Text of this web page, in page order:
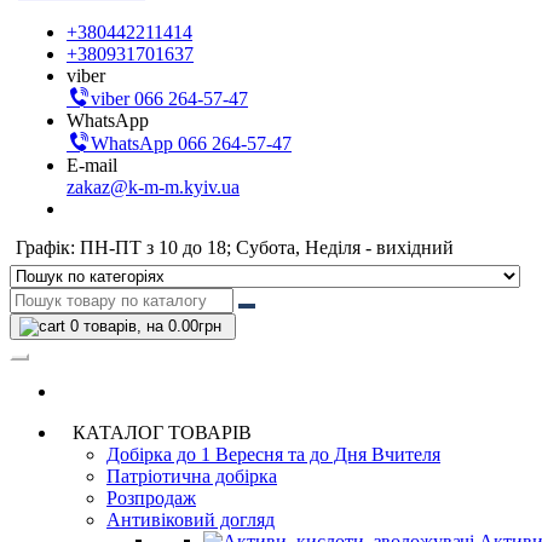
+380442211414
+380931701637
viber
viber 066 264-57-47
WhatsApp
WhatsApp 066 264-57-47
E-mail
zakaz@k-m-m.kyiv.ua
Графік: ПН-ПТ з 10 до 18; Субота, Неділя - вихідний
0 товарів, на 0.00грн
КАТАЛОГ ТОВАРІВ
Добірка до 1 Вересня та до Дня Вчителя
Патріотична добірка
Розпродаж
Антивіковий догляд